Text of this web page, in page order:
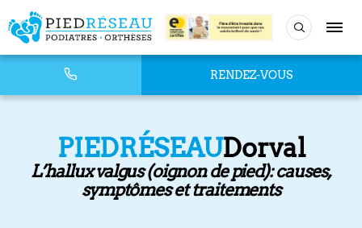
RENDEZ-VOUS
PIEDRÉSEAUDorval
L’hallux valgus (oignon de pied): causes,
symptômes et traitements